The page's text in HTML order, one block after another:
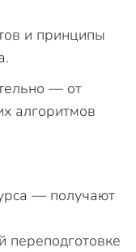
и принципы
— от
алгоритмов
— получают
переподготовке